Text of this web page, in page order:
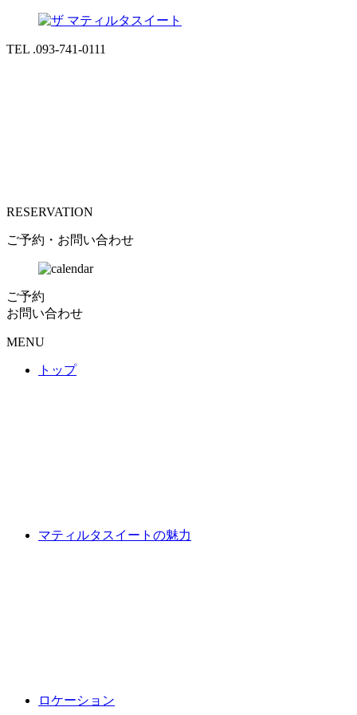
TEL .093-741-0111
RESERVATION
ご予約・お問い合わせ
ご予約
お問い合わせ
MENU
トップ
マティルタスイートの魅力
ロケーション